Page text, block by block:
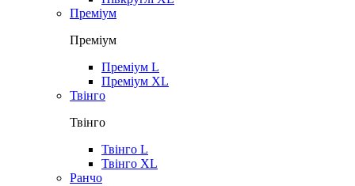
Преміум
Преміум
Преміум L
Преміум XL
Твінго
Твінго
Твінго L
Твінго XL
Ранчо